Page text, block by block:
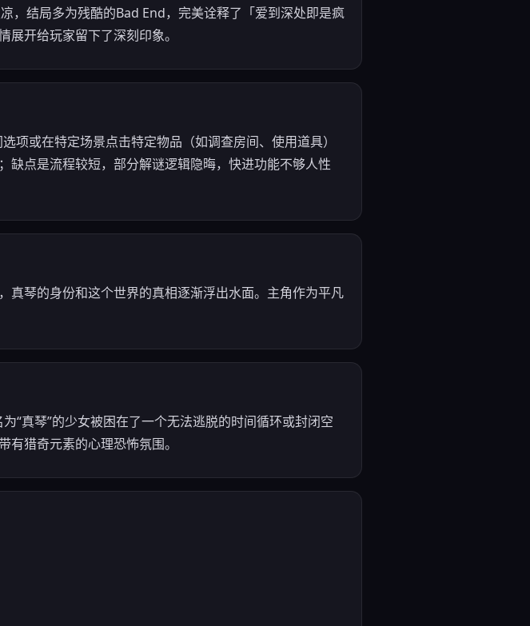
，结局多为残酷的Bad End，完美诠释了「爱到深处即是疯
开给玩家留下了深刻印象。
项或在特定场景点击特定物品（如调查房间、使用道具）
缺点是流程较短，部分解谜逻辑隐晦，快进功能不够人性
真琴的身份和这个世界的真相逐渐浮出水面。主角作为平凡
“真琴”的少女被困在了一个无法逃脱的时间循环或封闭空
猎奇元素的心理恐怖氛围。